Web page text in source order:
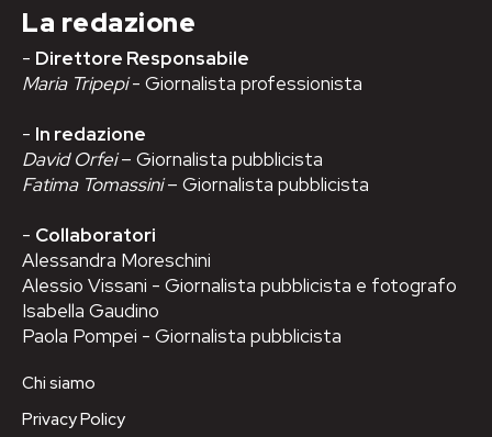
La redazione
- Direttore Responsabile
Maria Tripepi- Giornalista professionista
- In redazione
David Orfei– Giornalista pubblicista
Fatima Tomassini– Giornalista pubblicista
- Collaboratori
Alessandra Moreschini
Alessio Vissani - Giornalista pubblicista e fotografo
Isabella Gaudino
Paola Pompei - Giornalista pubblicista
Chi siamo
Privacy Policy